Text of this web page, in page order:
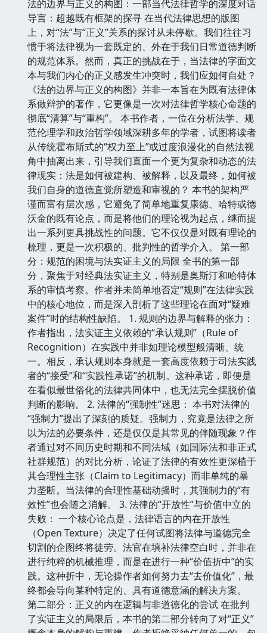
法的边界与正义的构图：一部当代法律哲学的深度对话
导言：超越既有框架的探寻 在当代法律思想的版图
上，对“法”与“正义”关系的探讨从未停歇。我们往往习
惯于将法律视为一套既定的、外在于我们日常道德判断
的规范体系。然而，真正的挑战在于，当法律的字面文
本与我们内心的正义感发生冲突时，我们应如何自处？
《法的边界与正义的构图》并非一本旨在为既有法律体
系做辩护的著作，它更像是一次对法律哲学核心命题的
彻底“清算”与“重构”。 本书作者，一位在分析法学、规
范伦理学和政治哲学领域深耕多年的学者，试图将读者
从传统霍布斯式的“权力至上”或过度浪漫化的自然法视
角中抽离出来，引导我们直面一个更为复杂和动态的法
律现实：法是如何被建构、被解释，以及最终，如何被
我们自身的道德直觉所塑造和审视的？ 本书的架构严
谨而富有层次感，它避免了简单地重复康德、哈特或德
沃金的既有论点，而是将他们的理论视为起点，继而提
出一系列更具挑战性的问题。它不仅仅是对既有理论的
梳理，更是一次积极的、批判性的哲学介入。 第一部
分：规范的困境与法实证主义的局限 全书的第一部
分，聚焦于对经典法实证主义，特别是奥斯汀和哈特体
系的审慎考察。作者并未简单地否定“规则”在法律实践
中的核心地位，而是深入剖析了这些理论在面对“疑难
案件”时的结构性缺陷。 1. 规则的边界与解释的张力：
作者指出，法实证主义依赖的“承认规则”（Rule of
Recognition）在实践中并非如理论模型般清晰、统
一。相反，承认规则本身就是一套高度依赖于司法实践
者的“接受”和“实践性承诺”的机制。这种承诺，即便是
在看似最世俗化的法律共同体中，也无法完全摆脱价值
判断的影响。 2. 法律的“强制性”迷思： 本书对法律的
“强制力”提出了深刻的质疑。强制力，究竟是法律之所
以为法的必要条件，还是仅仅是其常见的伴随现象？作
者通过对不同历史时期和不同法域（如国际法和非正式
社群规范）的对比分析，论证了法律的有效性更深植于
其合理性主张（Claim to Legitimacy）而非单纯的暴
力垄断。当法律的合理性基础动摇时，其强制力的“有
效性”也会随之消解。 3. 法律的“开放性”与价值中立的
失败： 一个核心论点是，法律语言的内在开放性
（Open Texture）决定了任何试图将法律与道德完全
切割的企图终将徒劳。法官在填补法律空白时，并非在
进行纯粹的机械推理，而是在进行一种“价值折中”的实
践。这种折中，无论操作者如何努力去“去价值化”，最
终都会导向某种特定的、具有道德意涵的解决方案。
第二部分：正义的内在逻辑与非道德化的尝试 在批判
了实证主义的局限后，本书的第二部分转向了对“正义”